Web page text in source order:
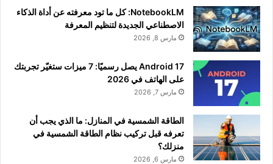
NotebookLM: كل ما تود معرفته عن أداة الذكاء
الاصطناعي الجديدة لتنظيم المعرفة
مارس 8, 2026
Android 17 يصل رسميًا: 7 ميزات ستغيّر تجربتك
على الهاتف في 2026
مارس 7, 2026
الطاقة الشمسية في المنازل: ما الذي يجب أن
تعرفه قبل تركيب نظام الطاقة الشمسية في
منزلك؟
مارس 6, 2026